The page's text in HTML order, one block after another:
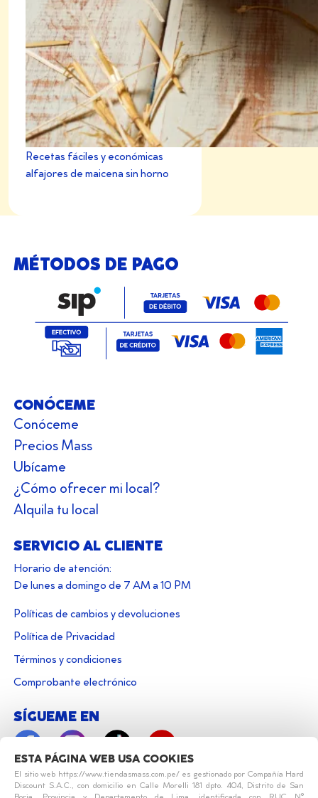
ESTA PÁGINA WEB USA COOKIES
El sitio web https://www.tiendasmass.com.pe/ es gestionado por Compañía Hard
Discount S.A.C., con domicilio en Calle Morelli 181 dpto. 404, Distrito de San
Recetas fáciles y económicas
alfajores de maicena sin horno
MÉTODOS DE PAGO
CONÓCEME
Conóceme
Precios Mass
Ubícame
¿Cómo ofrecer mi local?
Alquila tu local
SERVICIO AL CLIENTE
Horario de atención:
De lunes a domingo de 7 AM a 10 PM
Políticas de cambios y devoluciones
Política de Privacidad
Términos y condiciones
Comprobante electrónico
SÍGUEME EN